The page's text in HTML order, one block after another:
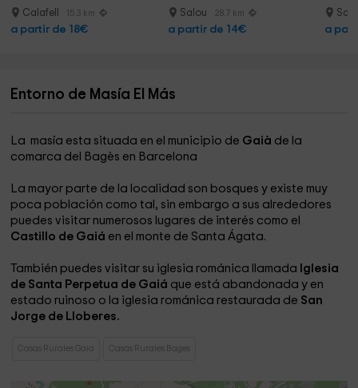
Calafell 15.3 km
a partir de 18€
Salou 28.7 km
a partir de 14€ a
Entorno de Masía El Más
La masía esta situada en el municipio de Gaià de la
comarca del Bagès en Barcelona
La mayor parte de la localidad son bosques y existe muy
poca población como tal, sin embargo a sus alrededores
puedes visitar numerosos lugares de interés como el
Castillo de Gaiá en el monte de Santa Ágata.
También puedes visitar su iglesia románica llamada Iglesia
de Santa Perpetua de Gaiá que está abandonada y en
estado ruinoso o la iglesia románica restaurada de San
Jorge de Lloberes.
Casas Rurales Gaia Casas Rurales Bages